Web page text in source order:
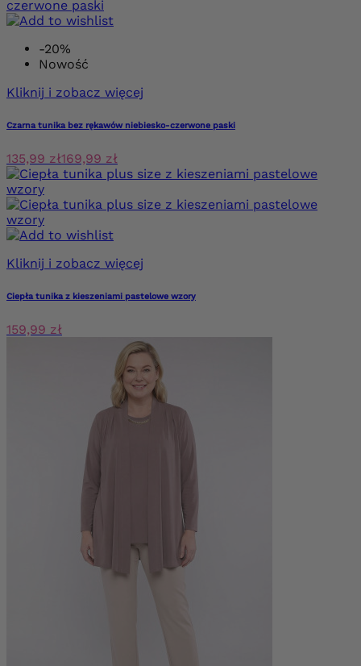
-20%
Nowość
Kliknij i zobacz więcej
Czarna tunika bez rękawów niebiesko-czerwone paski
135,99 zł169,99 zł
Kliknij i zobacz więcej
Ciepła tunika z kieszeniami pastelowe wzory
159,99 zł